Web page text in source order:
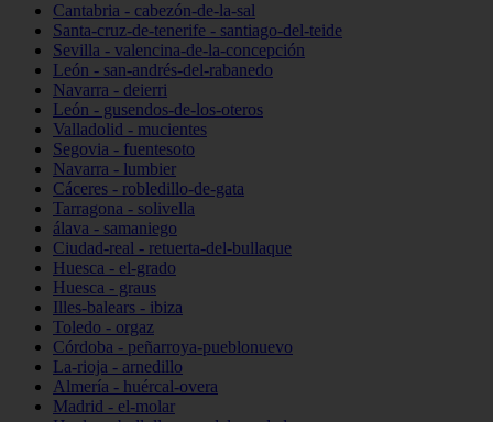
Cantabria - cabezón-de-la-sal
Santa-cruz-de-tenerife - santiago-del-teide
Sevilla - valencina-de-la-concepción
León - san-andrés-del-rabanedo
Navarra - deierri
León - gusendos-de-los-oteros
Valladolid - mucientes
Segovia - fuentesoto
Navarra - lumbier
Cáceres - robledillo-de-gata
Tarragona - solivella
álava - samaniego
Ciudad-real - retuerta-del-bullaque
Huesca - el-grado
Huesca - graus
Illes-balears - ibiza
Toledo - orgaz
Córdoba - peñarroya-pueblonuevo
La-rioja - arnedillo
Almería - huércal-overa
Madrid - el-molar